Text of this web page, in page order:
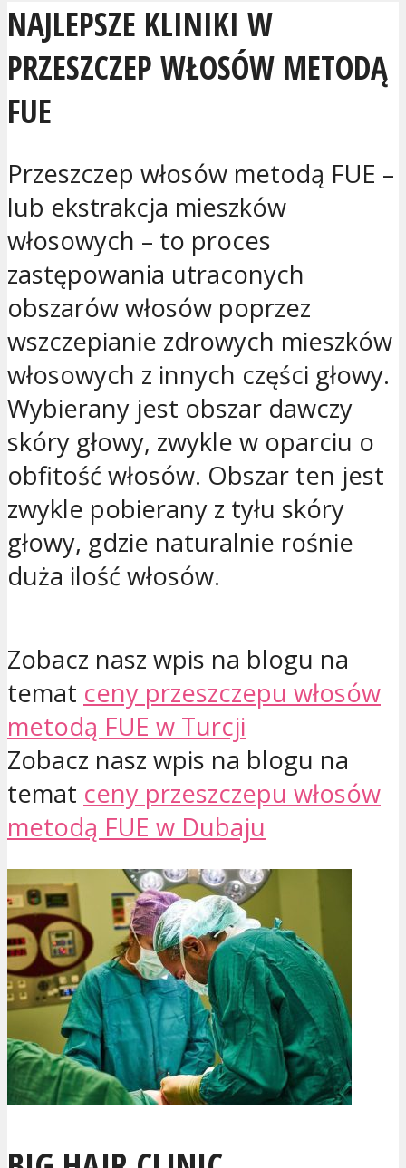
NAJLEPSZE KLINIKI W
PRZESZCZEP WŁOSÓW METODĄ
FUE
Przeszczep włosów metodą FUE –
lub ekstrakcja mieszków
włosowych – to proces
zastępowania utraconych
obszarów włosów poprzez
wszczepianie zdrowych mieszków
włosowych z innych części głowy.
Wybierany jest obszar dawczy
skóry głowy, zwykle w oparciu o
obfitość włosów. Obszar ten jest
zwykle pobierany z tyłu skóry
głowy, gdzie naturalnie rośnie
duża ilość włosów.
Zobacz nasz wpis na blogu na
temat ceny przeszczepu włosów
metodą FUE w Turcji
Zobacz nasz wpis na blogu na
temat ceny przeszczepu włosów
metodą FUE w Dubaju